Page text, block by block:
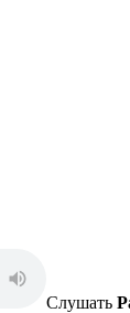
Слушать